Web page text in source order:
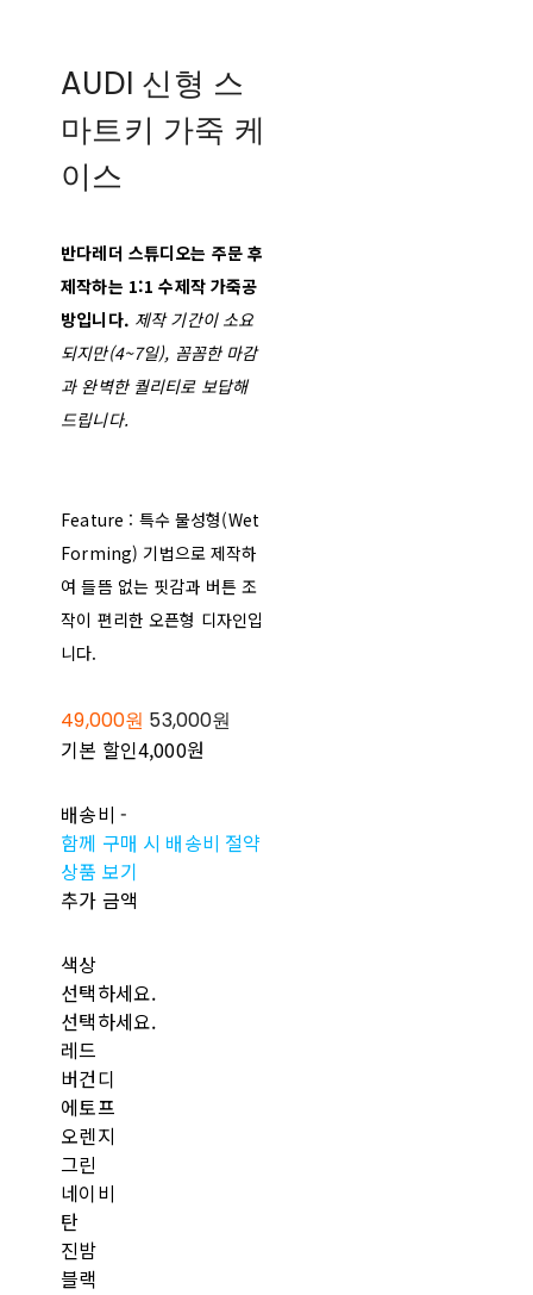
AUDI 신형 스
마트키 가죽 케
이스
반다레더 스튜디오는 주문 후
제작하는 1:1 수제작 가죽공
방입니다. 제작 기간이 소요
되지만(4~7일), 꼼꼼한 마감
과 완벽한 퀄리티로 보답해
드립니다.
Feature : 특수 물성형(Wet
Forming) 기법으로 제작하
여 들뜸 없는 핏감과 버튼 조
작이 편리한 오픈형 디자인입
니다.
49,000원 53,000원
기본 할인4,000원
배송비 -
함께 구매 시 배송비 절약
상품 보기
추가 금액
색상
선택하세요.
선택하세요.
레드
버건디
에토프
오렌지
그린
네이비
탄
진밤
블랙